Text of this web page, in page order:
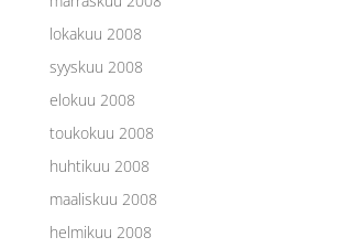
lokakuu 2008
syyskuu 2008
elokuu 2008
toukokuu 2008
huhtikuu 2008
maaliskuu 2008
helmikuu 2008